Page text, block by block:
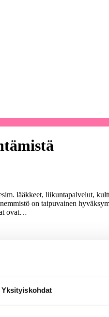
Yksityiskohdat
lääkkeet, liikuntapalvelut,
on taipuvainen
ovat…
lääkkeet, liikuntapalvelut,
2035
palvelusetelien käytön
ovat myrkkyä suurelle